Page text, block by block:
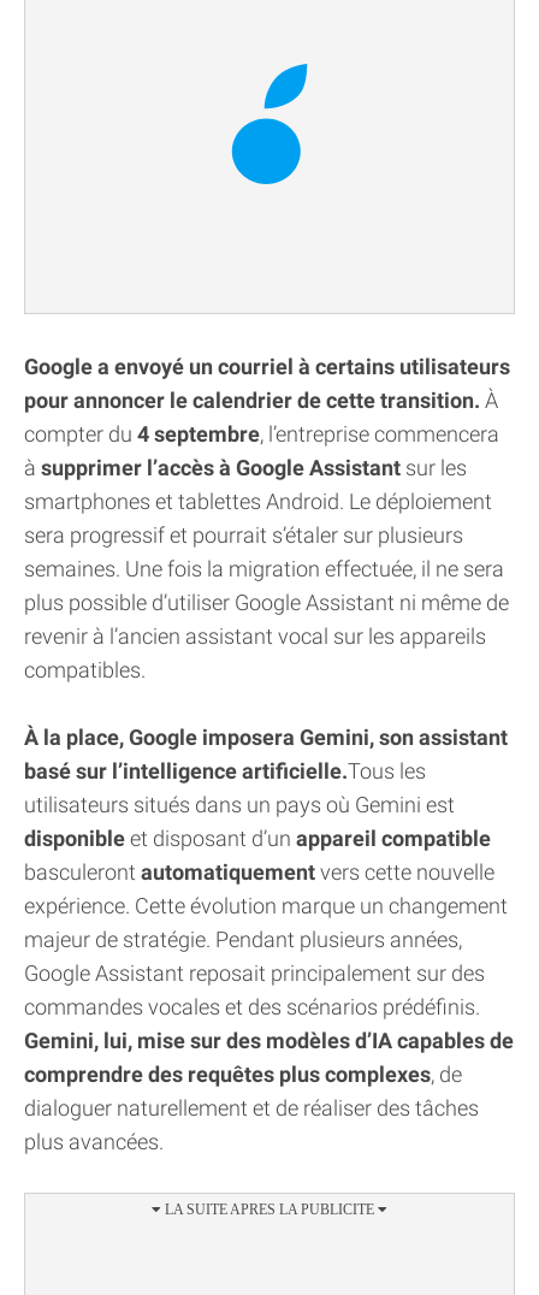
Google a envoyé un courriel à certains utilisateurs
pour annoncer le calendrier de cette transition. À
compter du 4 septembre, l’entreprise commencera
à supprimer l’accès à Google Assistant sur les
smartphones et tablettes Android. Le déploiement
sera progressif et pourrait s’étaler sur plusieurs
semaines. Une fois la migration effectuée, il ne sera
plus possible d’utiliser Google Assistant ni même de
revenir à l’ancien assistant vocal sur les appareils
compatibles.
À la place, Google imposera Gemini, son assistant
basé sur l’intelligence artificielle.Tous les
utilisateurs situés dans un pays où Gemini est
disponibleet disposant d’un appareil compatible
basculeront automatiquementvers cette nouvelle
expérience. Cette évolution marque un changement
majeur de stratégie. Pendant plusieurs années,
Google Assistant reposait principalement sur des
commandes vocales et des scénarios prédéfinis.
Gemini, lui, mise sur des modèles d’IA capables de
comprendre des requêtes plus complexes, de
dialoguer naturellement et de réaliser des tâches
plus avancées.